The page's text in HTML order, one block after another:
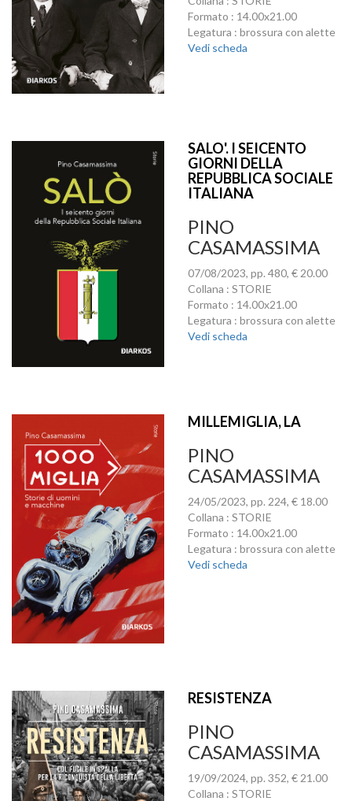
Formato : 14.00x21.00
Legatura : brossura con alette
Vedi scheda
SALO'. I SEICENTO
GIORNI DELLA
REPUBBLICA SOCIALE
ITALIANA
PINO
CASAMASSIMA
07/08/2023, pp. 480, € 20.00
Collana : STORIE
Formato : 14.00x21.00
Legatura : brossura con alette
Vedi scheda
MILLEMIGLIA, LA
PINO
CASAMASSIMA
24/05/2023, pp. 224, € 18.00
Collana : STORIE
Formato : 14.00x21.00
Legatura : brossura con alette
Vedi scheda
RESISTENZA
PINO
CASAMASSIMA
19/09/2024, pp. 352, € 21.00
Collana : STORIE